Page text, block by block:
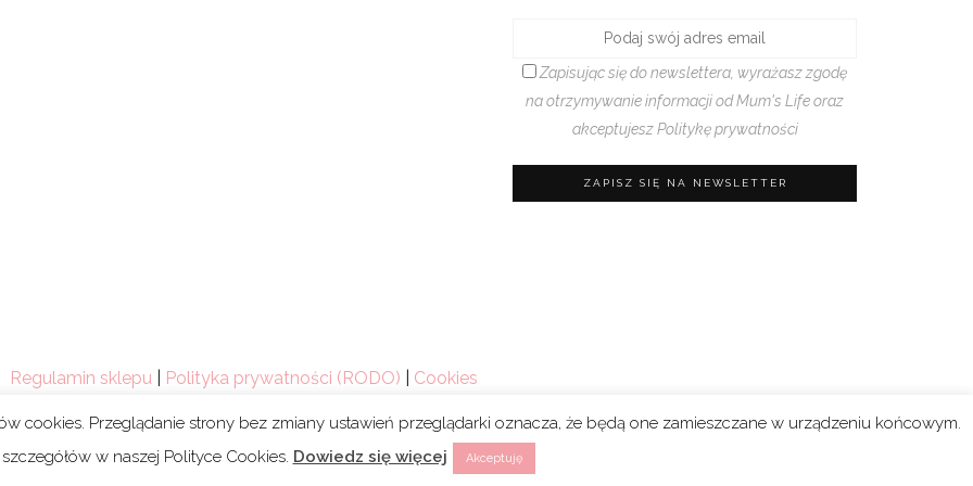
Zapisując się do newslettera, wyrażasz zgodę
na otrzymywanie informacji od Mum's Life oraz
akceptujeszPolitykę prywatności
Regulamin sklepu Polityka prywatności (RODO) Cookies
webski.design
cookies. Przeglądanie strony bez zmiany ustawień przeglądarki oznacza, że będą one zamieszczane w urządzeniu końcowym.
w naszej Polityce Cookies. Dowiedz się więcej Akceptuję